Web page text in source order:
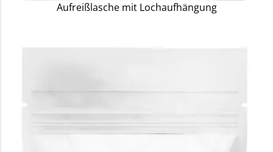
Aufreißlasche mit Lochaufhängung